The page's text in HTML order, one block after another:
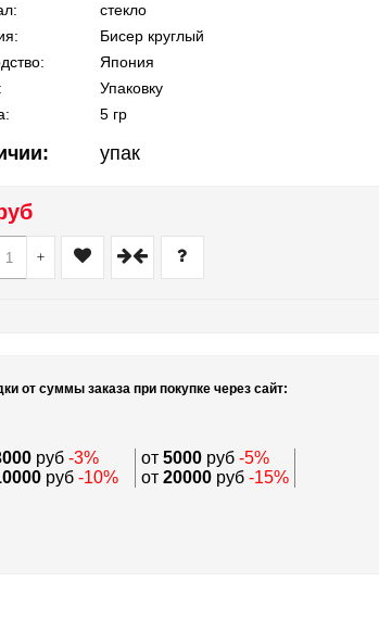
стекло
Бисер круглый
Япония
Упаковку
5 гр
упак
+
от суммы заказа при покупке через сайт:
руб -3% от 5000руб-5%
руб -10% от 20000руб -15%